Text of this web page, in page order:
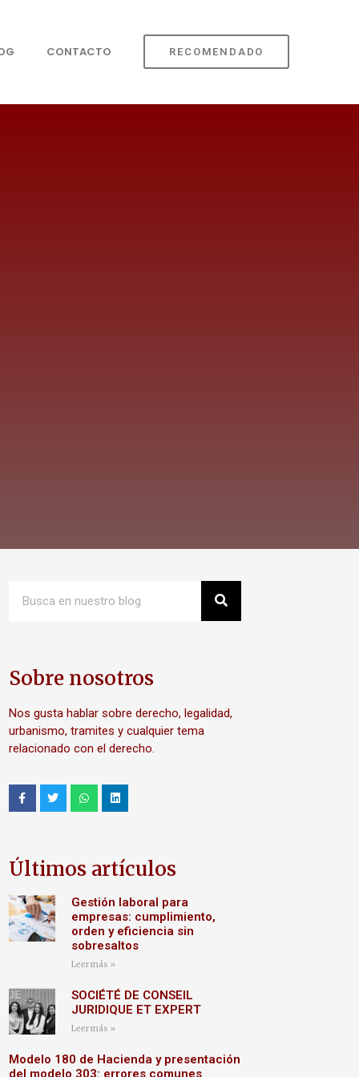
CONTACTO RECOMENDADO
Sobre nosotros
Nos gusta hablar sobre derecho, legalidad,
urbanismo, tramites y cualquier tema
relacionado con el derecho.
Últimos artículos
Gestión laboral para
empresas: cumplimiento,
orden y eficiencia sin
sobresaltos
Leer más »
SOCIÉTÉ DE CONSEIL
JURIDIQUE ET EXPERT
Leer más »
Modelo 180 de Hacienda y presentación
del modelo 303: errores comunes